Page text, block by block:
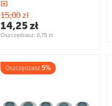
15,00 zł
14,25zł
Oszczędzasz: 0,75 zł
Oszczędzasz 5%